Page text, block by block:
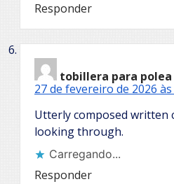
Responder
tobillera para polea
27 de fevereiro de 2026 às
Utterly composed written
looking through.
Carregando...
Responder